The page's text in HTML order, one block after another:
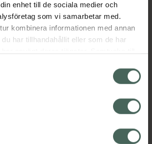
enhet till de sociala medier och
som vi samarbetar med.
kombinera informationen med annan
har tillhandahållit eller som de har
via webbplatsens
Ett återkallat samtycke påverkar inte
som skett innan återkallelsen.
energitillskott
med valfri smaktillsats
som mjölkersättning
i modersmjölksersättning
och nutrition